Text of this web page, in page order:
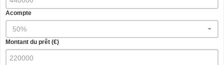
Acompte
50%
Montant du prêt (€)